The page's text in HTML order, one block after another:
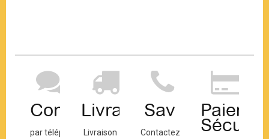
Contact
par téléphone
Livraison
Livraison
Sav
Contactez-